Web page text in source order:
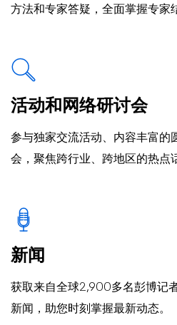
方法和专家答疑，全面掌握专家
活动和网络研讨会
参与独家交流活动、内容丰富的
会，聚焦跨行业、跨地区的热点
新闻
获取来自全球2,900多名彭博记
新闻，助您时刻掌握最新动态。